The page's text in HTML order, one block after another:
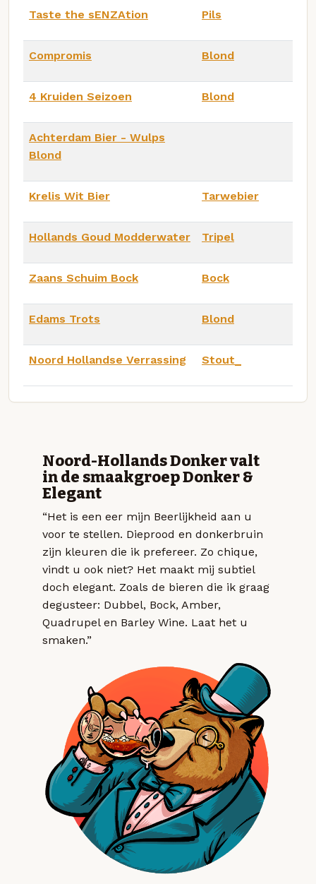
Taste the sENZAtion Pils
Compromis Blond
4 Kruiden Seizoen Blond
Achterdam Bier - Wulps
Blond
Krelis Wit Bier Tarwebier
Hollands Goud Modderwater Tripel
Zaans Schuim Bock Bock
Edams Trots Blond
Noord Hollandse Verrassing Stout_
Noord-Hollands Donker valt
in de smaakgroep Donker &
Elegant
“Het is een eer mijn Beerlijkheid aan u
voor te stellen. Dieprood en donkerbruin
zijn kleuren die ik prefereer. Zo chique,
vindt u ook niet? Het maakt mij subtiel
doch elegant. Zoals de bieren die ik graag
degusteer: Dubbel, Bock, Amber,
Quadrupel en Barley Wine. Laat het u
smaken.”